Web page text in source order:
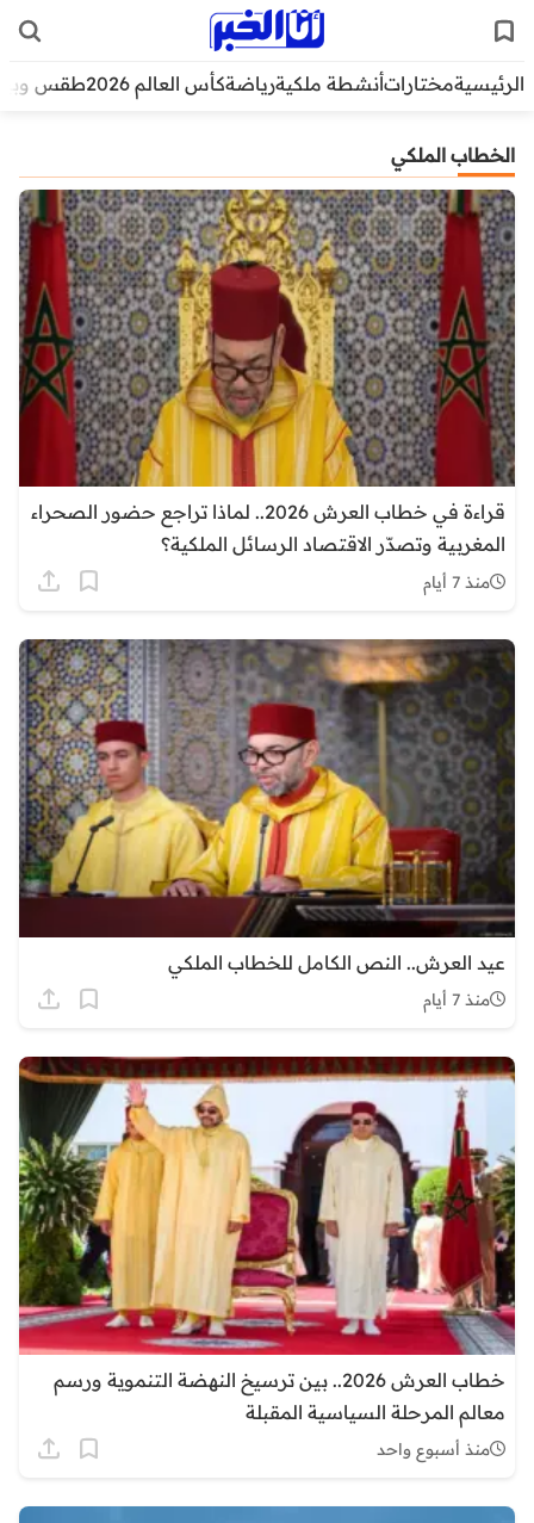
الرئيسيةمختاراتأنشطة ملكيةرياضةكأس العالم 2026 طقس
الخطاب الملكي
قراءة في خطاب العرش 2026.. لماذا تراجع حضور الصحراء
المغربية وتصدّر الاقتصاد الرسائل الملكية؟
منذ 7 أيام
عيد العرش.. النص الكامل للخطاب الملكي
منذ 7 أيام
خطاب العرش 2026.. بين ترسيخ النهضة التنموية ورسم
معالم المرحلة السياسية المقبلة
منذ أسبوع واحد